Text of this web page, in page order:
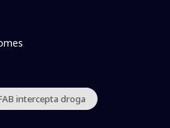
intercepta droga